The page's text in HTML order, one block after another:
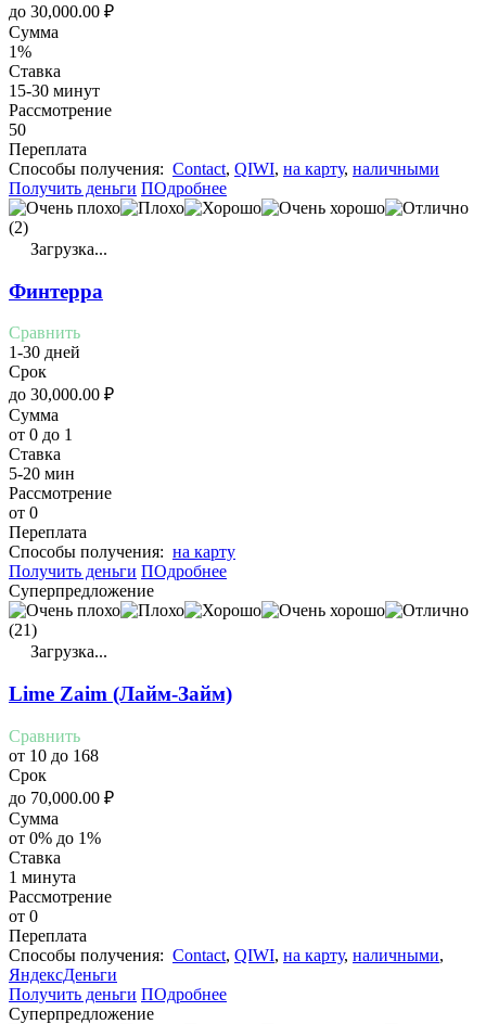
до 30,000.00 ₽
Сумма
1%
Ставка
15-30 минут
Рассмотрение
50
Переплата
Cпособы получения: Contact, QIWI, на карту, наличными
Получить деньги ПОдробнее
(2)
Загрузка...
Финтерра
Сравнить
1-30 дней
Срок
до 30,000.00 ₽
Сумма
от 0 до 1
Ставка
5-20 мин
Рассмотрение
от 0
Переплата
Cпособы получения: на карту
Получить деньги ПОдробнее
Суперпредложение
(21)
Загрузка...
Lime Zaim (Лайм-Займ)
Сравнить
от 10 до 168
Срок
до 70,000.00 ₽
Сумма
от 0% до 1%
Ставка
1 минута
Рассмотрение
от 0
Переплата
Cпособы получения: Contact, QIWI, на карту, наличными,
ЯндексДеньги
Получить деньги ПОдробнее
Суперпредложение